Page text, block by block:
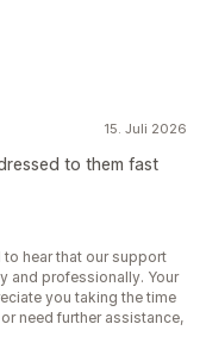
15. Juli 2026
to them fast
to hear that our support
and professionally. Your
you taking the time
need further assistance,